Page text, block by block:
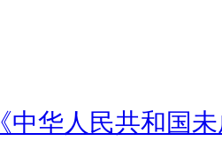
《中华人民共和国